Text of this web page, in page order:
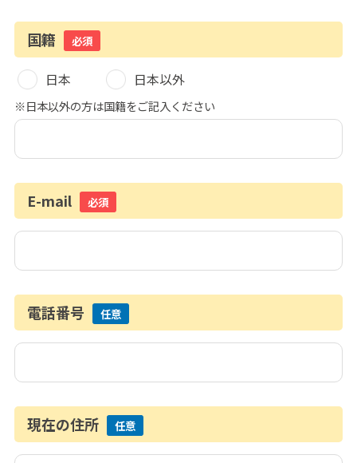
国籍 必須
日本 日本以外
※日本以外の方は国籍をご記入ください
E-mail 必須
電話番号 任意
現在の住所 任意